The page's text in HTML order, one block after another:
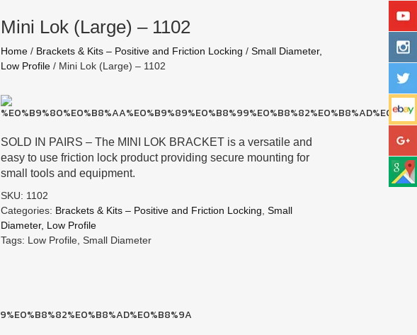
Mini Lok (Large) – 1102
Home/ Brackets & Kits – Positive and Friction Locking / Small Diameter,
Low Profile/ Mini Lok (Large) – 1102
SOLD IN PAIRS – The MINI LOK BRACKET is a versatile and
easy to use friction lock product providing secure mounting for
small tools and equipment.
SKU: 1102
Categories: Brackets & Kits – Positive and Friction Locking Small
Diameter, Low Profile
Tags: Low Profile, Small Diameter